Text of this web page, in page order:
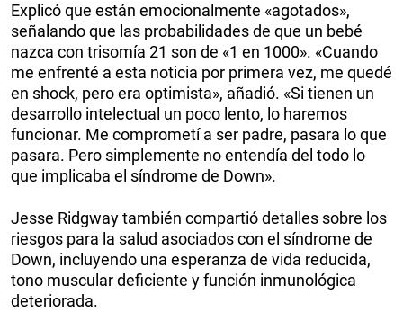
Explicó que están emocionalmente «agotados»,
señalando que las probabilidades de que un bebé
nazca con trisomía 21 son de «1 en 1000». «Cuando
me enfrenté a esta noticia por primera vez, me quedé
en shock, pero era optimista», añadió. «Si tienen un
desarrollo intelectual un poco lento, lo haremos
funcionar. Me comprometí a ser padre, pasara lo que
pasara. Pero simplemente no entendía del todo lo
que implicaba el síndrome de Down».
Jesse Ridgway también compartió detalles sobre los
riesgos para la salud asociados con el síndrome de
Down, incluyendo una esperanza de vida reducida,
tono muscular deficiente y función inmunológica
deteriorada.